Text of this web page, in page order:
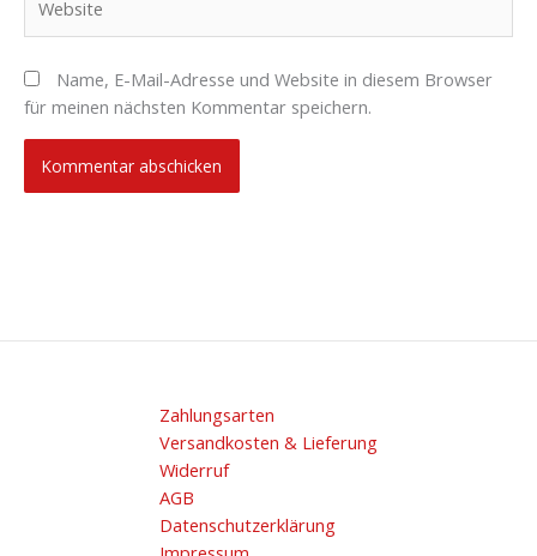
Name, E-Mail-Adresse und Website in diesem Browser
für meinen nächsten Kommentar speichern.
Zahlungsarten
Versandkosten & Lieferung
Widerruf
AGB
Datenschutzerklärung